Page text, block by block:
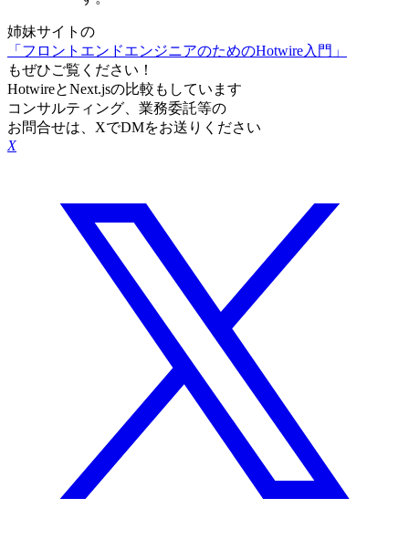
姉妹サイトの
「フロントエンドエンジニアのためのHotwire入門」
もぜひご覧ください！
HotwireとNext.jsの比較もしています
コンサルティング、業務委託等の
お問合せは、XでDMをお送りください
X